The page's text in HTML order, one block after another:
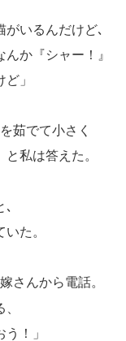
がいるんだけど､
か『シャー！』
」
茹でて小さく
私は答えた。
､
た。
さんから電話。
！」